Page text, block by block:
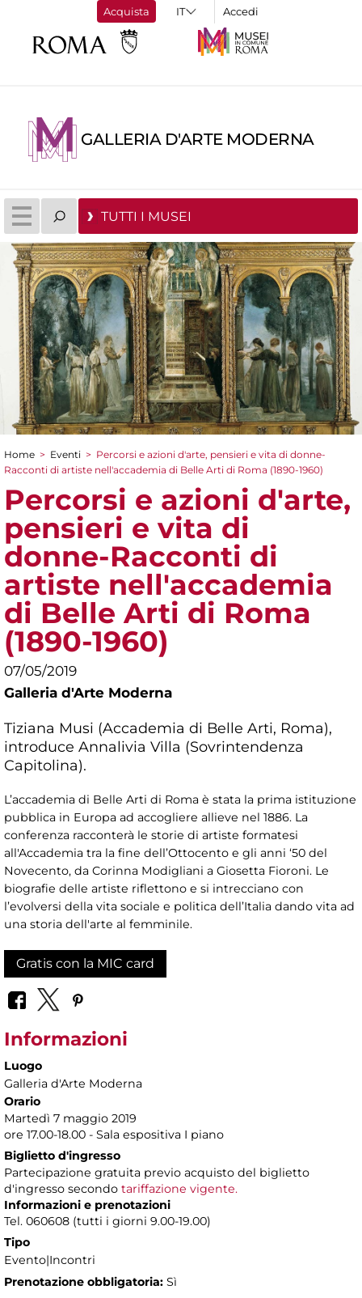
Acquista Accedi
GALLERIA D'ARTE MODERNA
TUTTI I MUSEI
Tu sei qui
Home > Eventi > Percorsi e azioni d'arte, pensieri e vita di donne-
Racconti di artiste nell'accademia di Belle Arti di Roma (1890-1960)
Percorsi e azioni d'arte,
pensieri e vita di
donne-Racconti di
artiste nell'accademia
di Belle Arti di Roma
(1890-1960)
07/05/2019
Galleria d'Arte Moderna
Tiziana Musi (Accademia di Belle Arti, Roma),
introduce Annalivia Villa (Sovrintendenza
Capitolina).
L’accademia di Belle Arti di Roma è stata la prima istituzione
pubblica in Europa ad accogliere allieve nel 1886. La
conferenza racconterà le storie di artiste formatesi
all'Accademia tra la fine dell’Ottocento e gli anni ‘50 del
Novecento, da Corinna Modigliani a Giosetta Fioroni. Le
biografie delle artiste riflettono e si intrecciano con
l’evolversi della vita sociale e politica dell’Italia dando vita ad
una storia dell'arte al femminile.
Gratis con la MIC card
Informazioni
Luogo
Galleria d'Arte Moderna
Orario
Martedì 7 maggio 2019
ore 17.00-18.00 - Sala espositiva I piano
Biglietto d'ingresso
Partecipazione gratuita previo acquisto del biglietto
d'ingresso secondo tariffazione vigente.
Informazioni e prenotazioni
Tel. 060608 (tutti i giorni 9.00-19.00)
Tipo
Evento|Incontri
Prenotazione obbligatoria: Sì